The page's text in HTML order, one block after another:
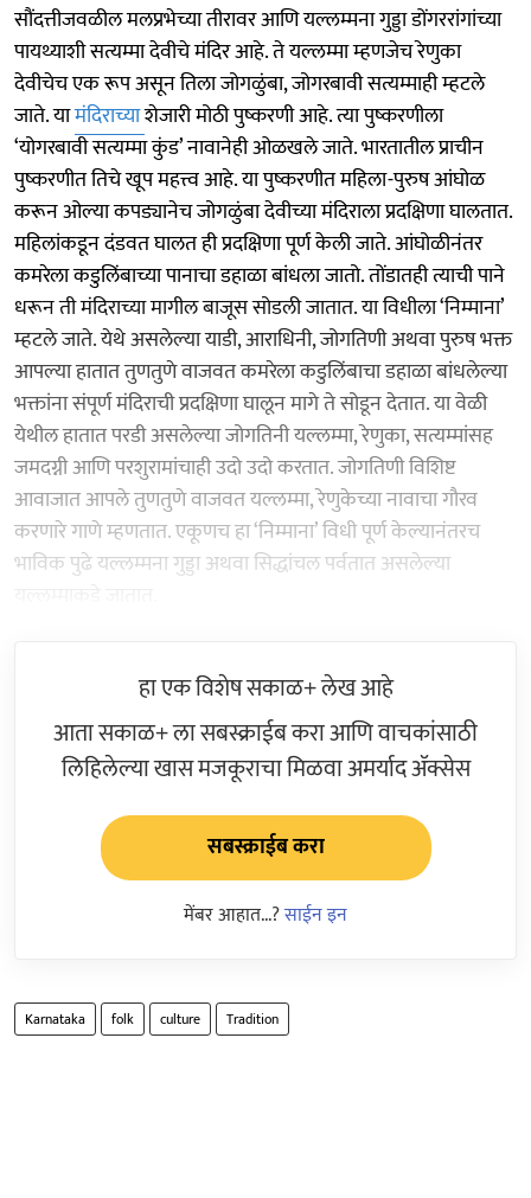
सौंदत्तीजवळील मलप्रभेच्या तीरावर आणि यल्लम्मना गुड्डा डोंगररांगांच्या
पायथ्याशी सत्यम्मा देवीचे मंदिर आहे. ते यल्लम्मा म्हणजेच रेणुका
देवीचेच एक रूप असून तिला जोगळुंबा, जोगरबावी सत्यम्माही म्हटले
जाते. यामंदिराच्याशेजारी मोठी पुष्करणी आहे. त्या पुष्करणीला
‘योगरबावी सत्यम्मा कुंड’ नावानेही ओळखले जाते. भारतातील प्राचीन
पुष्करणीत तिचे खूप महत्त्व आहे. या पुष्करणीत महिला-पुरुष आंघोळ
करून ओल्या कपड्यानेच जोगळुंबा देवीच्या मंदिराला प्रदक्षिणा घालतात.
महिलांकडून दंडवत घालत ही प्रदक्षिणा पूर्ण केली जाते. आंघोळीनंतर
कमरेला कडुलिंबाच्या पानाचा डहाळा बांधला जातो. तोंडातही त्याची पाने
धरून ती मंदिराच्या मागील बाजूस सोडली जातात. या विधीला ‘निम्माना’
म्हटले जाते. येथे असलेल्या याडी, आराधिनी, जोगतिणी अथवा पुरुष भक्त
आपल्या हातात तुणतुणे वाजवत कमरेला कडुलिंबाचा डहाळा बांधलेल्या
भक्तांना संपूर्ण मंदिराची प्रदक्षिणा घालून मागे ते सोडून देतात. या वेळी
येथील हातात परडी असलेल्या जोगतिनी यल्लम्मा, रेणुका, सत्यम्मांसह
जमदग्नी आणि परशुरामांचाही उदो उदो करतात. जोगतिणी विशिष्ट
आवाजात आपले तुणतुणे वाजवत यल्लम्मा, रेणुकेच्या नावाचा गौरव
करणारे गाणे म्हणतात. एकूणच हा ‘निम्माना’ विधी पूर्ण केल्यानंतरच
भाविक पुढे यल्लम्मना गुड्डा अथवा सिद्धांचल पर्वतात असलेल्या
हा एक विशेष सकाळ+ लेख आहे
आता सकाळ+ ला सबस्क्राईब करा आणि वाचकांसाठी
लिहिलेल्या खास मजकूराचा मिळवा अमर्याद ॲक्सेस
सबस्क्राईब करा
मेंबर आहात...?साईन इन
Karnataka folk culture Tradition